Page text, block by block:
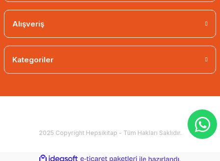
Alışveriş
Kategoriler
2025 Copyright Hepsikitap - Tüm Hakları Saklıdır.
ideasoft e-